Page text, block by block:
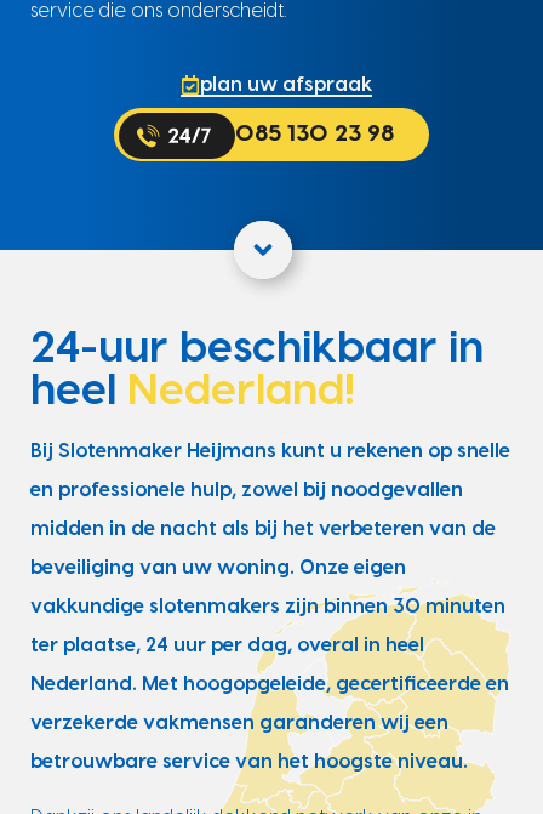
service die ons onderscheidt.
plan uw afspraak
085 130 23 98
24-uur beschikbaar in
heel
Nederland!
Bij Slotenmaker Heijmans kunt u rekenen op snelle
en professionele hulp, zowel bij noodgevallen
midden in de nacht als bij het verbeteren van de
beveiliging van uw woning. Onze eigen
vakkundige slotenmakers zijn binnen 30 minuten
ter plaatse, 24 uur per dag, overal in heel
Nederland. Met hoogopgeleide, gecertificeerde en
verzekerde vakmensen garanderen wij een
betrouwbare service van het hoogste niveau.